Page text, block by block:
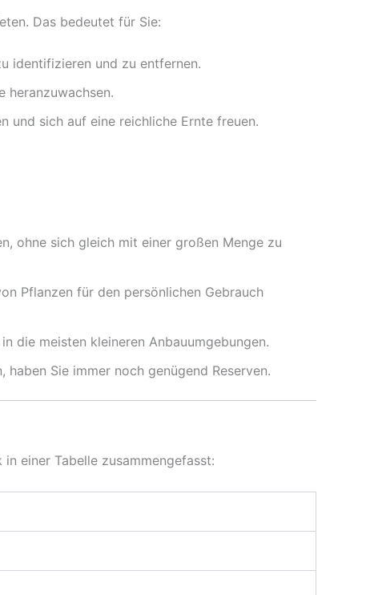
Das bedeutet für Sie:
identifizieren und zu entfernen.
heranzuwachsen.
und sich auf eine reichliche Ernte freuen.
ohne sich gleich mit einer großen Menge zu
Pflanzen für den persönlichen Gebrauch
die meisten kleineren Anbauumgebungen.
Sie immer noch genügend Reserven.
einer Tabelle zusammengefasst: